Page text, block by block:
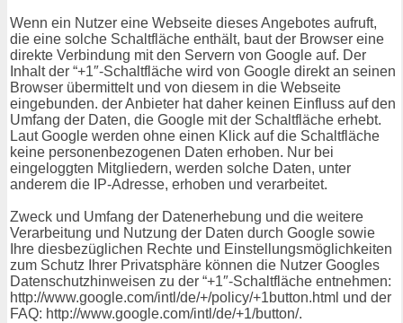
Wenn ein Nutzer eine Webseite dieses Angebotes aufruft,
die eine solche Schaltfläche enthält, baut der Browser eine
direkte Verbindung mit den Servern von Google auf. Der
Inhalt der “+1″-Schaltfläche wird von Google direkt an seinen
Browser übermittelt und von diesem in die Webseite
eingebunden. der Anbieter hat daher keinen Einfluss auf den
Umfang der Daten, die Google mit der Schaltfläche erhebt.
Laut Google werden ohne einen Klick auf die Schaltfläche
keine personenbezogenen Daten erhoben. Nur bei
eingeloggten Mitgliedern, werden solche Daten, unter
anderem die IP-Adresse, erhoben und verarbeitet.
Zweck und Umfang der Datenerhebung und die weitere
Verarbeitung und Nutzung der Daten durch Google sowie
Ihre diesbezüglichen Rechte und Einstellungsmöglichkeiten
zum Schutz Ihrer Privatsphäre können die Nutzer Googles
Datenschutzhinweisen zu der “+1″-Schaltfläche entnehmen:
http://www.google.com/intl/de/+/policy/+1button.html und der
FAQ: http://www.google.com/intl/de/+1/button/.